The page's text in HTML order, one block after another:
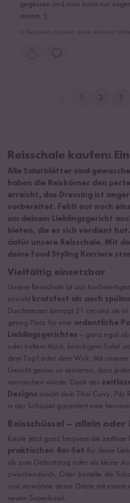
gegessen und man kann nur
stimmt. :)
2 3
Reisschale kaufen:
Alle Salatblätter sind
haben die Reiskörner den
erreicht, das Dressing ist
vorbereitet. Fehlt nur noch
um deinem Lieblingsgericht
bieten, die es sich verdient
dafür unsere Reisschale. Mit
deine Food Styling Karriere
Vielfältig einsetzbar
Unsere Reisschale ist aus
sowohl
kratzfest als auch
Durchmesser beträgt 21 cm und sie
genug Platz für eine ordentliche
Lieblingsgerichtes – ganz egal ob
oder kaltem Müsli, knackigem Salat
dem Topf oder dem Wok. Mit unserer
Gericht genau so servieren, dass
vernaschen würde. Dank des
Designs macht dein Thai Curry, Pilz
in der Schüssel garantiert eine
Reisschüssel – allein
Kaufe jetzt ganz bequem die zeitlose
praktischen 4er-Set für deine
ob zum Geburtstag oder als kleine
zwischendurch. Oder bestelle die
und verwöhne deine Gäste mit einem
neuen Superbowl.